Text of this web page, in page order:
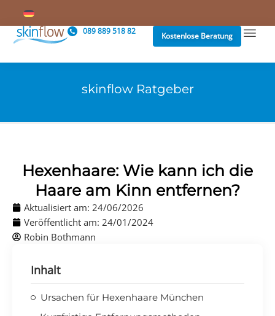
089 889 518 82 Kostenlose Beratung
skinflow Ratgeber
Hexenhaare: Wie kann ich die
Haare am Kinn entfernen?
Aktualisiert am: 24/06/2026
Veröffentlicht am: 24/01/2024
Robin Bothmann
Inhalt
Ursachen für Hexenhaare München